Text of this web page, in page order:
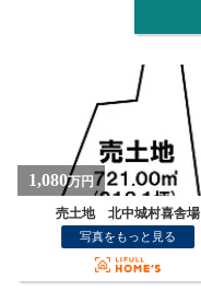
1,080万円
売土地 北中城村喜舎場
写真をもっと見る